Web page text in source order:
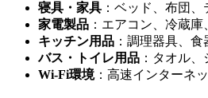
寝具・家具 ：ベッド、布団
家電製品 ：エアコン、冷蔵
キッチン用品 ：調理器具、
バス・トイレ用品 ：タオル
Wi-Fi環境：高速インターネ